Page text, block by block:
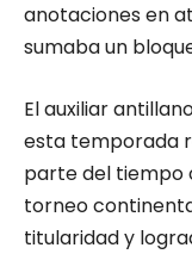
anotaciones en
sumaba un
El auxiliar
esta temporada
parte del tiempo
torneo
titularidad y